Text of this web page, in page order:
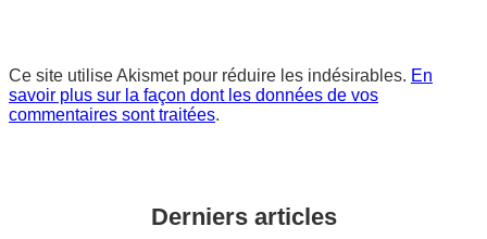
Ce site utilise Akismet pour réduire les indésirables. En
savoir plus sur la façon dont les données de vos
commentaires sont traitées.
Derniers articles